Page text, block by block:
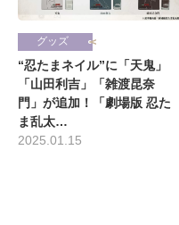
グッズ
“忍たまネイル”に「天鬼」
「山田利吉」「雑渡昆奈
門」が追加！「劇場版 忍た
ま乱太…
2025.01.15